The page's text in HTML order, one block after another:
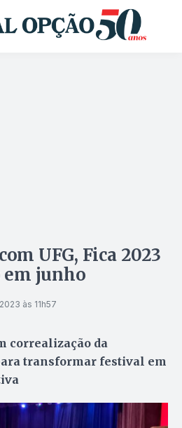
UFG, Fica 2023
em junho
às 11h57
correalização da
transformar festival em